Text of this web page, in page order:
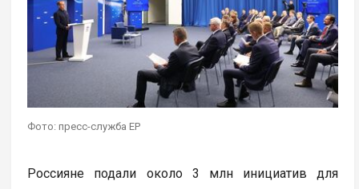
Фото: пресс-служба ЕР
Россияне подали около 3 млн инициатив для